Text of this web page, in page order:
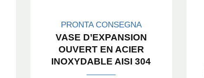
PRONTA CONSEGNA
VASE D’EXPANSION
OUVERT EN ACIER
INOXYDABLE AISI 304